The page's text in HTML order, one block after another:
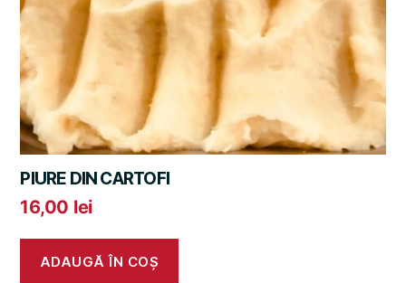
PIURE DIN CARTOFI
16,00 lei
ADAUGĂ ÎN COȘ